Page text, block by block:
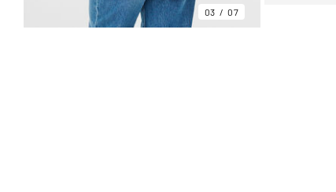
03 07